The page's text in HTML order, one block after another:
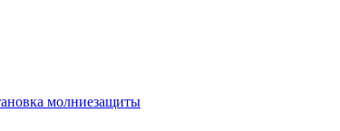
молниезащиты